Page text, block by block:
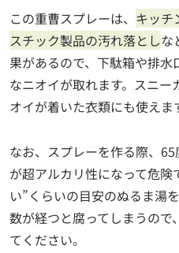
この重曹スプレーは、 キッチ
スチック製品の汚れ落としな
果があるので、下駄箱や排
なニオイが取れます。スニ
オイが着いた衣類にも使えま
なお、スプレーを作る際、
が超アルカリ性になって危
い”くらいの目安のぬるま湯
数が経つと腐ってしまうので
てください。